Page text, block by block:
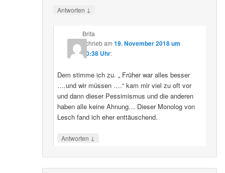
Antworten ↓
Brita
schriebam 19. November 2018 um
20:38 Uhr:
Dem stimme ich zu. „ Früher war alles besser
….und wir müssen ….“ kam mir viel zu oft vor
und dann dieser Pessimismus und die anderen
haben alle keine Ahnung… Dieser Monolog von
Lesch fand ich eher enttäuschend.
Antworten ↓